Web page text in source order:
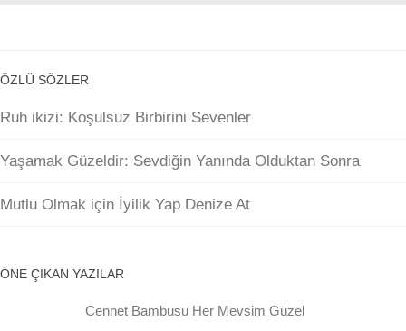
ÖZLÜ SÖZLER
Ruh ikizi: Koşulsuz Birbirini Sevenler
Yaşamak Güzeldir: Sevdiğin Yanında Olduktan Sonra
Mutlu Olmak için İyilik Yap Denize At
ÖNE ÇIKAN YAZILAR
Cennet Bambusu Her Mevsim Güzel